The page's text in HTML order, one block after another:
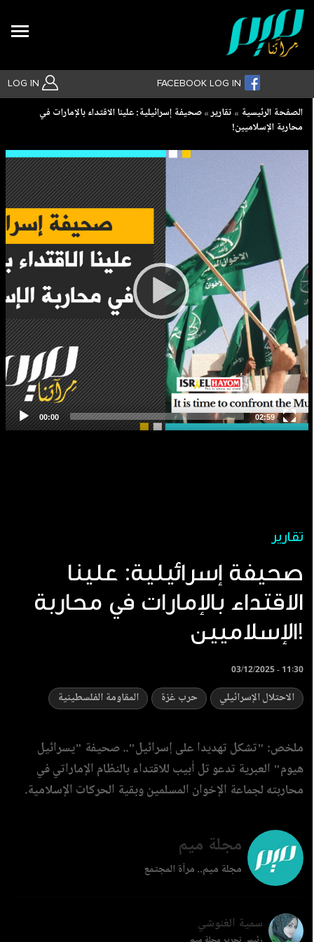
LOG IN FACEBOOK LOG IN
بحث متقدم
Breadcrumb
الصفحة الرئيسية تقارير صحيفة إسرائيلية: علينا الاقتداء بالإمارات في
محاربة الإسلاميين!
تقارير
صحيفة إسرائيلية: علينا
الاقتداء بالإمارات في محاربة
الإسلاميين!
03/12/2025 - 11:30
الاحتلال الإسرائيلي حرب غزة المقاومة الفلسطينية
ملخص: "تشكل تهديدا على إسرائيل".. صحيفة "يسرائيل
هيوم" العبرية تدعو تل أبيب للاقتداء بالنظام الإماراتي في
محاربته لجماعة الإخوان المسلمين وبقية الحركات الإسلامية.
مجلة ميم
مجلة ميم.. مرآة المجتمع
سمية الغنوشي